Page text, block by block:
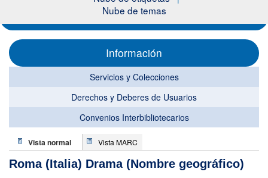
Nube de temas
Información
Servicios y Colecciones
Derechos y Deberes de Usuarios
Convenios Interbibliotecarios
Vista normal Vista MARC
Roma (Italia) Drama (Nombre geográfico)